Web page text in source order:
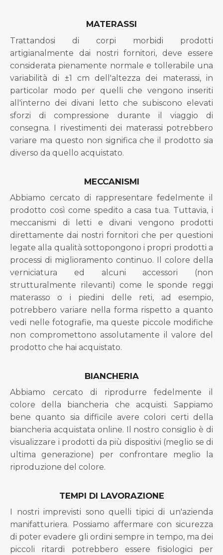
MATERASSI
Trattandosi di corpi morbidi prodotti
artigianalmente dai nostri fornitori, deve essere
considerata pienamente normale e tollerabile una
variabilità di ±1 cm dell'altezza dei materassi, in
particolar modo per quelli che vengono inseriti
all'interno dei divani letto che subiscono elevati
sforzi di compressione durante il viaggio di
consegna. I rivestimenti dei materassi potrebbero
variare ma questo non significa che il prodotto sia
diverso da quello acquistato.
MECCANISMI
Abbiamo cercato di rappresentare fedelmente il
prodotto così come spedito a casa tua. Tuttavia, i
meccanismi di letti e divani vengono prodotti
direttamente dai nostri fornitori che per questioni
legate alla qualità sottopongono i propri prodotti a
processi di miglioramento continuo. Il colore della
verniciatura ed alcuni accessori (non
strutturalmente rilevanti) come le sponde reggi
materasso o i piedini delle reti, ad esempio,
potrebbero variare nella forma rispetto a quanto
vedi nelle fotografie, ma queste piccole modifiche
non compromettono assolutamente il valore del
prodotto che hai acquistato.
BIANCHERIA
Abbiamo cercato di riprodurre fedelmente il
colore della biancheria che acquisti. Sappiamo
bene quanto sia difficile avere colori certi della
biancheria acquistata online. Il nostro consiglio è di
visualizzare i prodotti da più dispositivi (meglio se di
ultima generazione) per confrontare meglio la
riproduzione del colore.
TEMPI DI LAVORAZIONE
I nostri imprevisti sono quelli tipici di un'azienda
manifatturiera. Possiamo affermare con sicurezza
di poter evadere gli ordini sempre in tempo, ma dei
piccoli ritardi potrebbero essere fisiologici per